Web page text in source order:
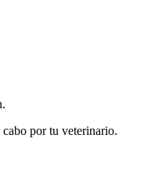
por tu veterinario.